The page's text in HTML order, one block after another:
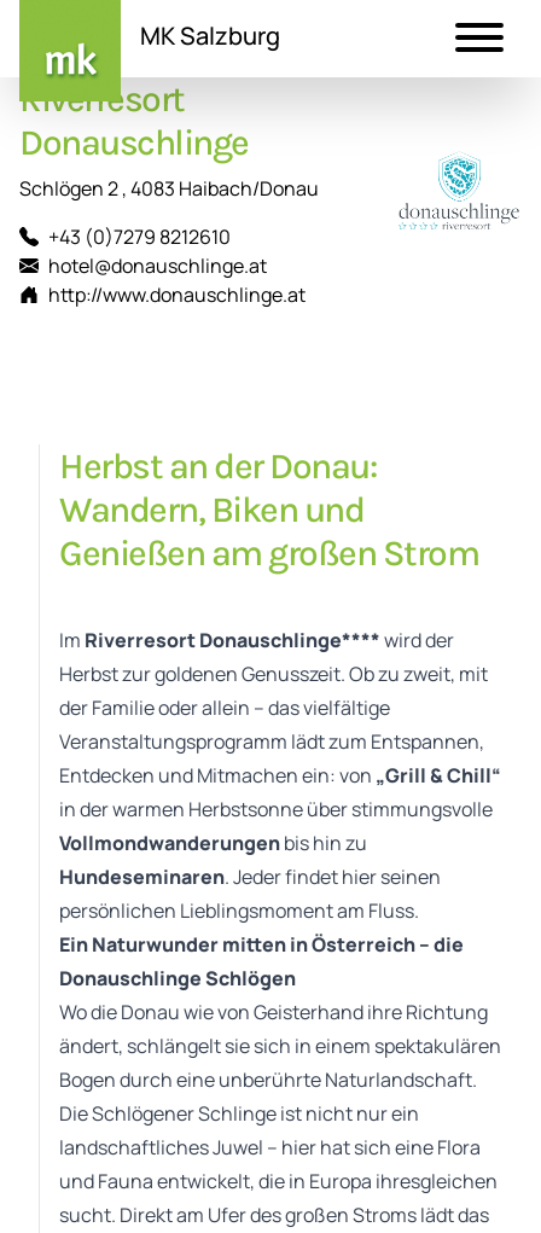
Inhalt
MK Salzburg
Riverresort
Donauschlinge
Schlögen 2 , 4083 Haibach/Donau
+43 (0)7279 8212610
hotel@donauschlinge.at
http://www.donauschlinge.at
Herbst an der Donau:
Wandern, Biken und
Genießen am großen Strom
Im Riverresort Donauschlinge****wird der
Herbst zur goldenen Genusszeit. Ob zu zweit, mit
der Familie oder allein – das vielfältige
Veranstaltungsprogramm lädt zum Entspannen,
Entdecken und Mitmachen ein: von „Grill & Chill“
in der warmen Herbstsonne über stimmungsvolle
Vollmondwanderungenbis hin zu
Hundeseminaren. Jeder findet hier seinen
persönlichen Lieblingsmoment am Fluss.
Ein Naturwunder mitten in Österreich – die
Donauschlinge Schlögen
Wo die Donau wie von Geisterhand ihre Richtung
ändert, schlängelt sie sich in einem spektakulären
Bogen durch eine unberührte Naturlandschaft.
Die Schlögener Schlinge ist nicht nur ein
landschaftliches Juwel – hier hat sich eine Flora
und Fauna entwickelt, die in Europa ihresgleichen
sucht. Direkt am Ufer des großen Stroms lädt das